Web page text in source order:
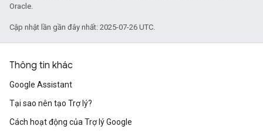
Oracle.
Cập nhật lần gần đây nhất: 2025-07-26 UTC.
Thông tin khác
Google Assistant
Tại sao nên tạo Trợ lý?
Cách hoạt động của Trợ lý Google